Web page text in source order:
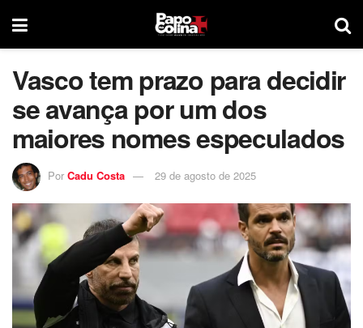
Vasco tem prazo para decidir
se avança por um dos
maiores nomes especulados
Por Cadu Costa 29 de agosto de 2025